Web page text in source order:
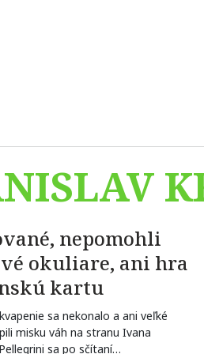
nepomohli
okuliare, ani hra
kartu
sa nekonalo a ani veľké
misku váh na stranu Ivana
sa po sčítaní…